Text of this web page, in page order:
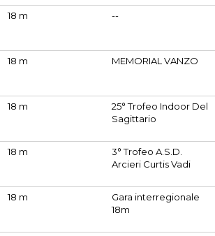
18 m --
18 m MEMORIAL VANZO
18 m
25° Trofeo Indoor Del
Sagittario
18 m
3° Trofeo A.S.D.
Arcieri Curtis Vadi
18 m
Gara interregionale
18m